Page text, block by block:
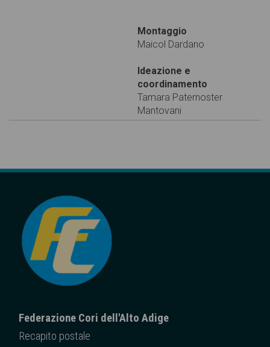
Montaggio
Maicol Dardano
Ideazione e
coordinamento
Tamara Paternoster
Mantovani
Federazione Cori dell'Alto Adige
Recapito postale